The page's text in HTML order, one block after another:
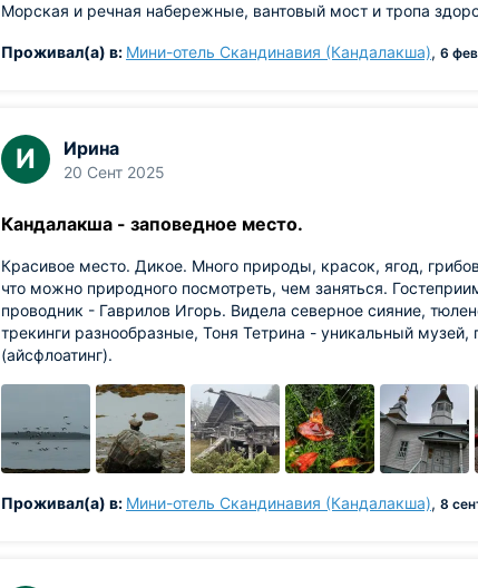
Морская и речная набережные, вантовый мост и тропа
Проживал(а) в: Мини-отель Скандинавия (Кандалакша), 6
И Ирина
20 Сент 2025
Кандалакша - заповедное место.
Красивое место. Дикое. Много природы, красок, ягод,
что можно природного посмотреть, чем заняться.
проводник - Гаврилов Игорь. Видела северное сияние,
трекинги разнообразные, Тоня Тетрина - уникальный
(айсфлоатинг).
Проживал(а) в: Мини-отель Скандинавия (Кандалакша), 8